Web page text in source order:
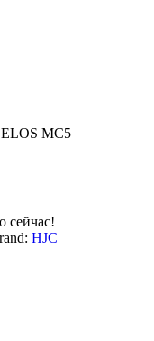
MC5
сейчас!
HJC